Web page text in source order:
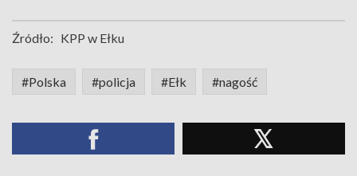
Źródło: KPP w Ełku
#Polska #policja #Ełk #nagość